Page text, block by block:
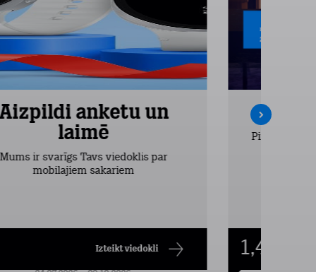
anketu un
laimē
Mums ir svarīgs Tavs viedoklis par
mobilajiem sakariem
Izteikt viedokli
Pirmos 2
1,49